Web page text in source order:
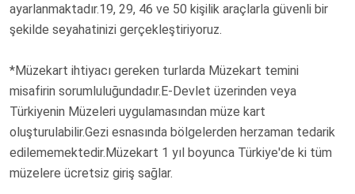
ayarlanmaktadır.19, 29, 46 ve 50 kişilik araçlarla güvenli bir
şekilde seyahatinizi gerçekleştiriyoruz.
*Müzekart ihtiyacı gereken turlarda Müzekart temini
misafirin sorumluluğundadır.E-Devlet üzerinden veya
Türkiyenin Müzeleri uygulamasından müze kart
oluşturulabilir.Gezi esnasında bölgelerden herzaman tedarik
edilememektedir.Müzekart 1 yıl boyunca Türkiye'de ki tüm
müzelere ücretsiz giriş sağlar.